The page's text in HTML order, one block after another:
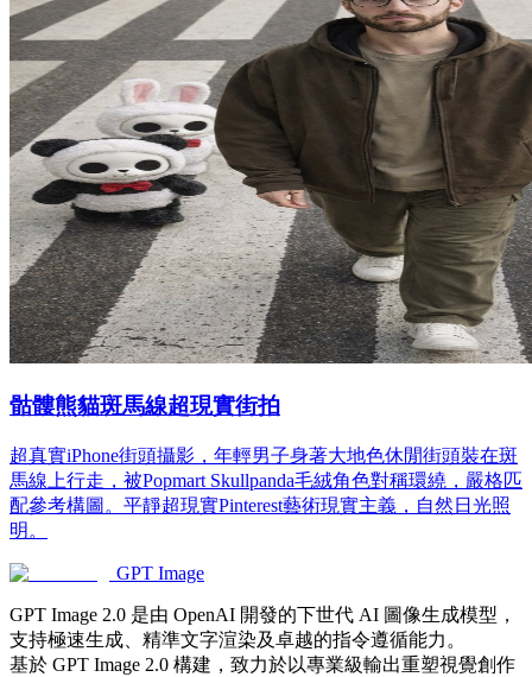
骷髏熊貓斑馬線超現實街拍
超真實iPhone街頭攝影，年輕男子身著大地色休閒街頭裝在斑
馬線上行走，被Popmart Skullpanda毛絨角色對稱環繞，嚴格匹
配參考構圖。平靜超現實Pinterest藝術現實主義，自然日光照
明。
GPT Image
GPT Image 2.0 是由 OpenAI 開發的下世代 AI 圖像生成模型，
支持極速生成、精準文字渲染及卓越的指令遵循能力。
基於 GPT Image 2.0 構建，致力於以專業級輸出重塑視覺創作